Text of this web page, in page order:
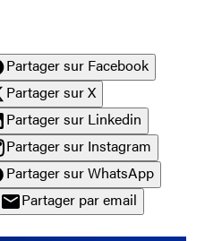
Partager sur Facebook
Partager sur X
Partager sur Linkedin
Partager sur Instagram
Partager sur WhatsApp
Partager par email